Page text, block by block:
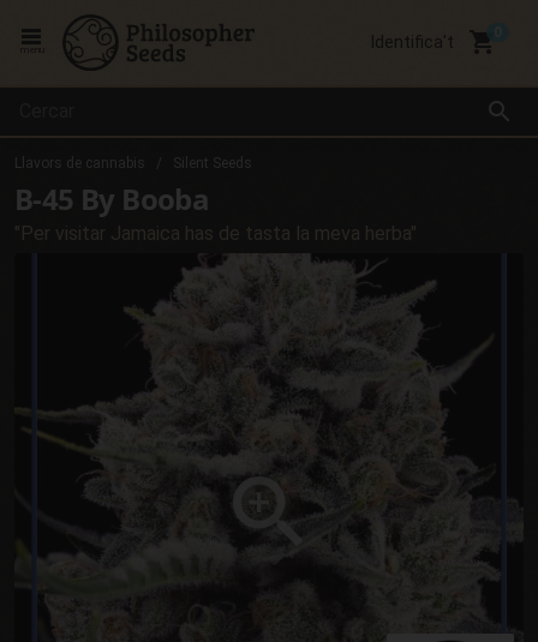
search
Identifica't local_grocery_store
Llavors de cannabis Silent Seeds
B-45 By Booba
"Per visitar Jamaica has de tasta la meva herba"